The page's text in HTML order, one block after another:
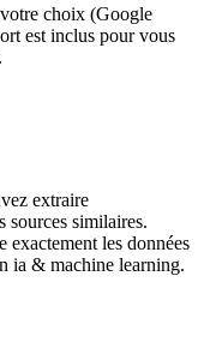
choix (Google
est inclus pour vous
extraire
sources similaires.
exactement les données
ia & machine learning.